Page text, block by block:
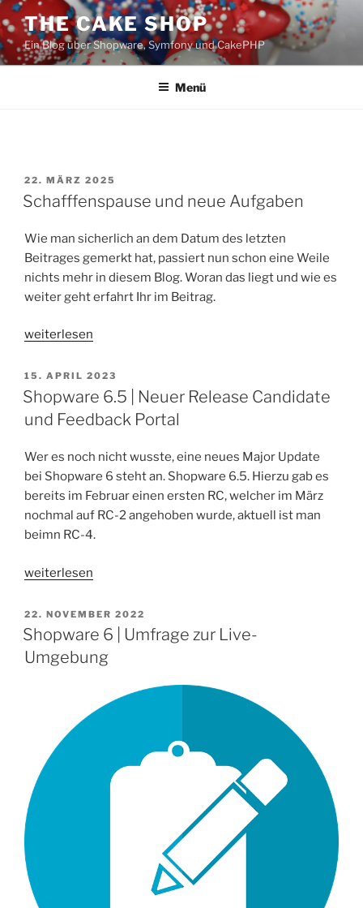
Zum
Inhalt
springen
THE CAKE SHOP
Ein Blog über Shopware, Symfony und CakePHP
Menü
VERÖFFENTLICHT
AM
22. MÄRZ 2025
Schafffenspause und neue Aufgaben
Wie man sicherlich an dem Datum des letzten
Beitrages gemerkt hat, passiert nun schon eine Weile
nichts mehr in diesem Blog. Woran das liegt und wie es
weiter geht erfahrt Ihr im Beitrag.
„Schafffenspause
neue
Aufgaben“
weiterlesen
VERÖFFENTLICHT
AM
15. APRIL 2023
Shopware 6.5 | Neuer Release Candidate
und Feedback Portal
Wer es noch nicht wusste, eine neues Major Update
bei Shopware 6 steht an. Shopware 6.5. Hierzu gab es
bereits im Februar einen ersten RC, welcher im März
nochmal auf RC-2 angehoben wurde, aktuell ist man
beimn RC-4.
„Shopware
|
Neuer
Release
Candidate
weiterlesen
VERÖFFENTLICHT
AM
22. NOVEMBER 2022
Shopware 6 | Umfrage zur Live-
Umgebung